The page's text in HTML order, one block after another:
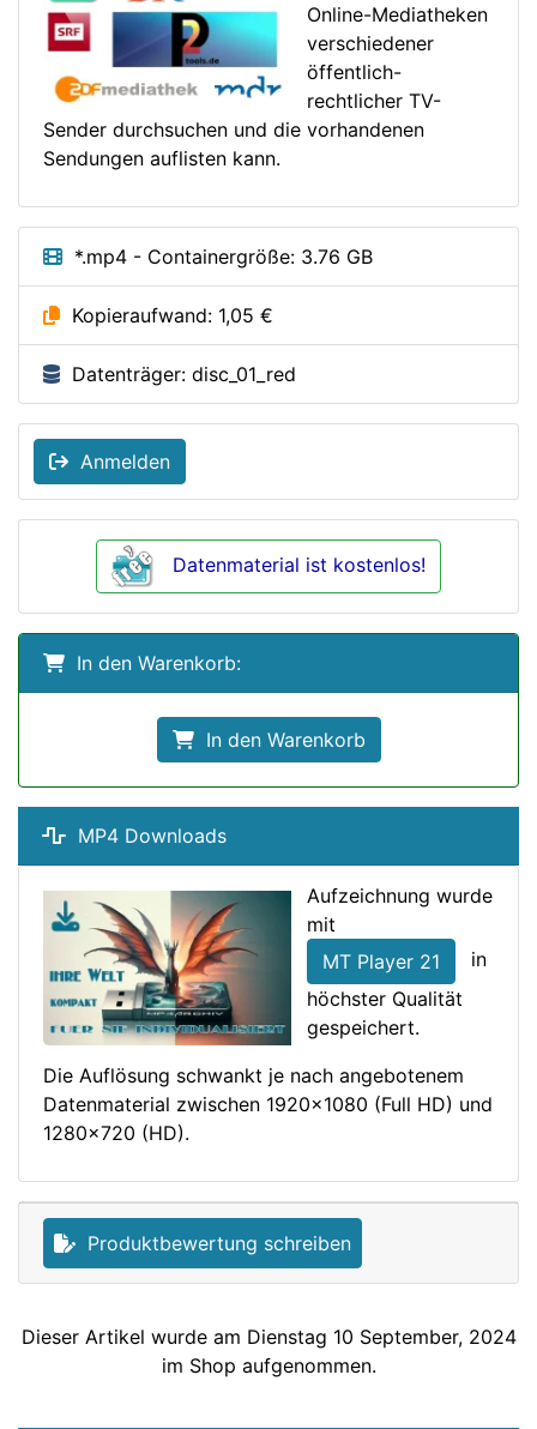
Online-Mediatheken
verschiedener
öffentlich-
rechtlicher TV-
Sender durchsuchen und die vorhandenen
Sendungen auflisten kann.
*.mp4 - Containergröße: 3.76 GB
Kopieraufwand: 1,05 €
Datenträger: disc_01_red
Anmelden
Datenmaterial ist kostenlos!
In den Warenkorb:
In den Warenkorb
MP4 Downloads
Aufzeichnung wurde
mit
MT Player 21
in
höchster Qualität
gespeichert.
Die Auflösung schwankt je nach angebotenem
Datenmaterial zwischen 1920x1080 (Full HD) und
1280x720 (HD).
Produktbewertung schreiben
Dieser Artikel wurde am Dienstag 10 September, 2024
im Shop aufgenommen.